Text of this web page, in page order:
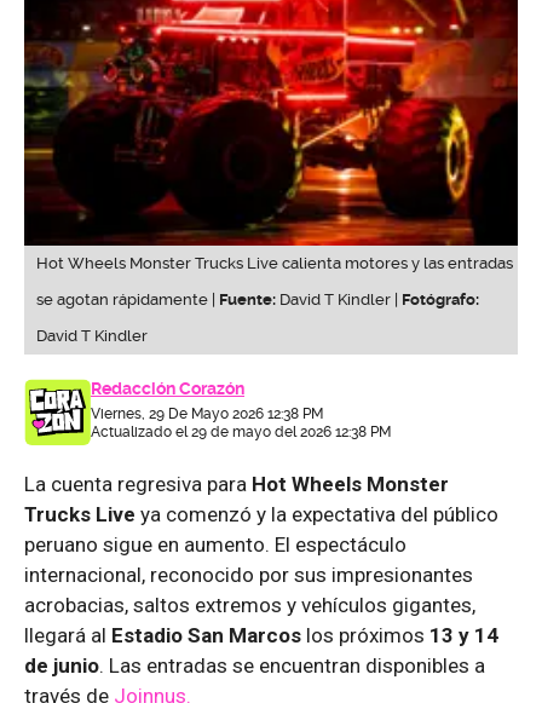
Hot Wheels Monster Trucks Live calienta motores y las entradas
se agotan rápidamente | Fuente: David T Kindler | Fotógrafo:
David T Kindler
Redacción Corazón
Viernes, 29 De Mayo 2026 12:38 PM
Actualizado el 29 de mayo del 2026 12:38 PM
La cuenta regresiva para Hot Wheels Monster
Trucks Live ya comenzó y la expectativa del público
peruano sigue en aumento. El espectáculo
internacional, reconocido por sus impresionantes
acrobacias, saltos extremos y vehículos gigantes,
llegará al Estadio San Marcos los próximos 13 y 14
de junio. Las entradas se encuentran disponibles a
través de Joinnus.